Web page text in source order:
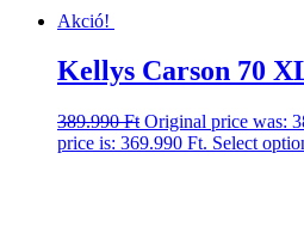
Akció!
Kellys Carson 70
389.990Ft Original price was:
price is: 369.990 Ft. Select